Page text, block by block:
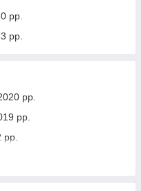
2019 рр.
рр.
рр.
рр.
рр.
рр.
рр.
рр.